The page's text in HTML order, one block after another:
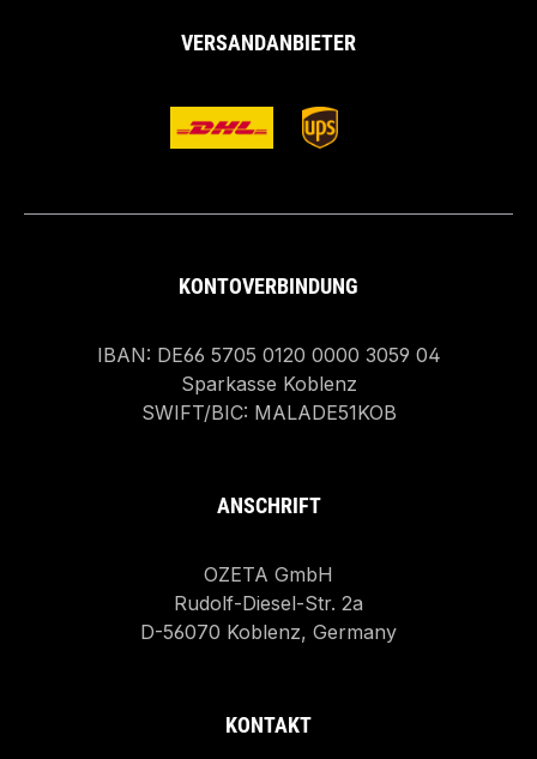
VERSANDANBIETER
KONTOVERBINDUNG
IBAN: DE66 5705 0120 0000 3059 04
Sparkasse Koblenz
SWIFT/BIC: MALADE51KOB
ANSCHRIFT
OZETA GmbH
Rudolf-Diesel-Str. 2a
D-56070 Koblenz, Germany
KONTAKT